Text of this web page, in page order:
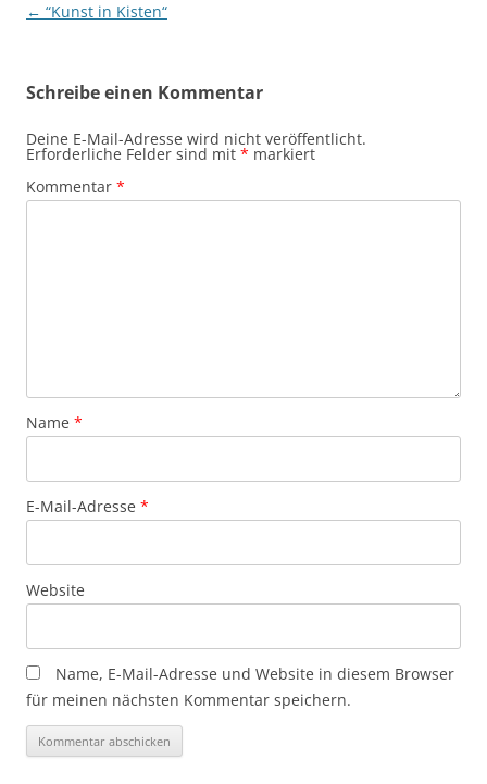
Beitragsnavigation
← “Kunst in Kisten“
Schreibe einen Kommentar
Deine E-Mail-Adresse wird nicht veröffentlicht.
Erforderliche Felder sind mit * markiert
Kommentar *
Name *
E-Mail-Adresse *
Website
Name, E-Mail-Adresse und Website in diesem Browser
für meinen nächsten Kommentar speichern.